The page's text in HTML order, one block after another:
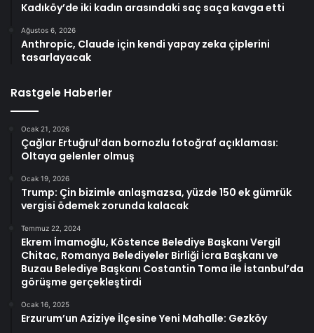
Kadıköy’de iki kadın arasındaki saç saça kavga etti
Ağustos 6, 2026
Anthropic, Claude için kendi yapay zeka çiplerini
tasarlayacak
Rastgele Haberler
Ocak 21, 2026
Çağlar Ertuğrul’dan bornozlu fotoğraf açıklaması:
Oltaya gelenler olmuş
Ocak 19, 2026
Trump: Çin bizimle anlaşmazsa, yüzde 150 ek gümrük
vergisi ödemek zorunda kalacak
Temmuz 22, 2024
Ekrem İmamoğlu, Köstence Belediye Başkanı Vergil
Chitac, Romanya Belediyeler Birliği İcra Başkanı ve
Buzau Belediye Başkanı Costantin Toma ile İstanbul’da
görüşme gerçekleştirdi
Ocak 16, 2025
Erzurum’un Aziziye İlçesine Yeni Mahalle: Gezköy